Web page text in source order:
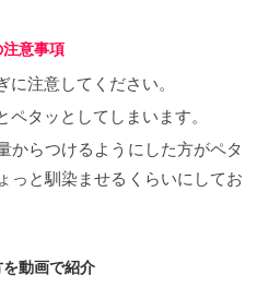
意事項
注意してください。
タッとしてしまいます。
からつけるようにした方がペタ
っと馴染ませるくらいにしてお
動画で紹介